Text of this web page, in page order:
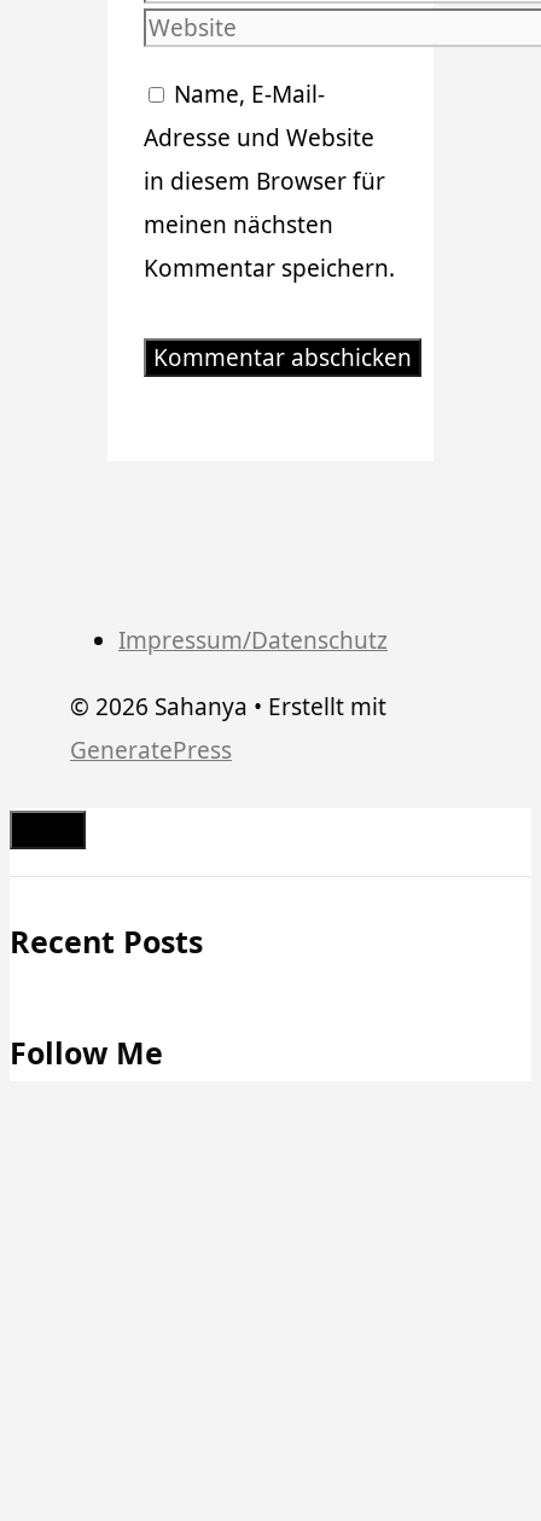
Mail-
Website
Name, E-Mail-
Adresse und Website
in diesem Browser für
meinen nächsten
Kommentar speichern.
Impressum/Datenschutz
© 2026 Sahanya • Erstellt mit
GeneratePress
Schließen
Recent Posts
Follow Me